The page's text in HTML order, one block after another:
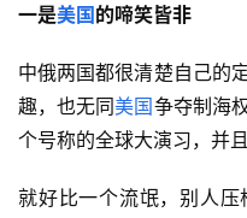
一是美国 的啼笑皆非
中俄两国都很清楚自己的
趣，也无同美国争夺制海
个号称的全球大演习，并
就好比一个流氓，别人压